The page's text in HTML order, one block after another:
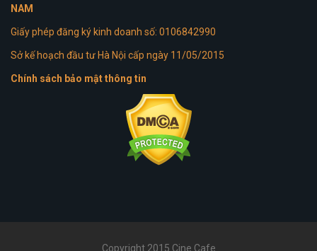
NAM
Giấy phép đăng ký kinh doanh số: 0106842990
Sở kế hoạch đầu tư Hà Nội cấp ngày 11/05/2015
Chính sách bảo mật thông tin
Copyright 2015 Cine Cafe